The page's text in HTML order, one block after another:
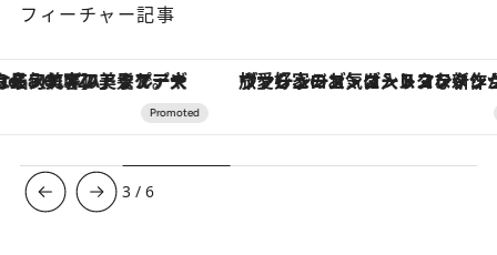
フィーチャー記事
ヴァシュロン・コンスタンタン「オーヴァーシーズ・オートマティック」。旅愛好家のお気に入りコレクションから、ジェンダーレスな新作が登場 【夏限定ディナーコース】旬を
3 /6